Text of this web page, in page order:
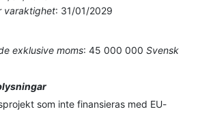
varaktighet: 31/01/2029
exklusive moms: 45 000 000 Svensk
som inte finansieras med EU-